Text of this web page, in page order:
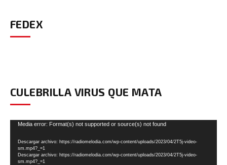
FEDEX
CULEBRILLA VIRUS QUE MATA
Reproductor
vídeo
Media error: Format(s) not supported or source(s) not found
Descargar archivo: https://radiomelodia.com/wp-content/uploads/2023/04/2T5j-video-
sm.mp4?_=1
Descargar archivo: https://radiomelodia.com/wp-content/uploads/2023/04/2T5j-video-
sm.mp4?_=1